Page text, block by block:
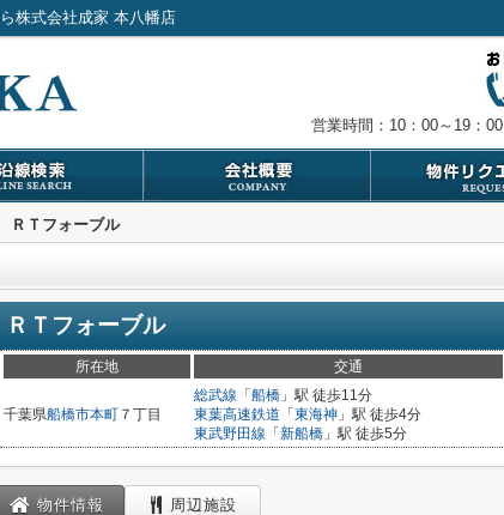
株式会社成家 本八幡店
営業時間：10：00～19：00
ＲＴフォーブル
ＲＴフォーブル
所在地 交通
千葉県船橋市本町 ７丁目
総武線 「 船橋 」駅 徒歩11分
東葉高速鉄道 「 東海神 」駅 徒歩4分
東武野田線 「 新船橋 」駅 徒歩5分
物件情報 周辺施設